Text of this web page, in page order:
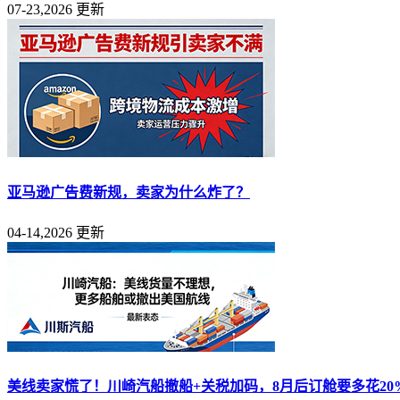
07-23,2026 更新
亚马逊广告费新规，卖家为什么炸了？
04-14,2026 更新
美线卖家慌了！川崎汽船撤船+关税加码，8月后订舱要多花